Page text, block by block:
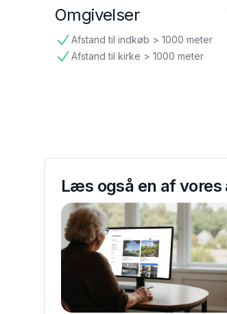
Omgivelser
Afstand til indkøb > 1000 meter
tilgængelig
Afstand til kirke > 1000 meter
tilgængelig
Læs også en af